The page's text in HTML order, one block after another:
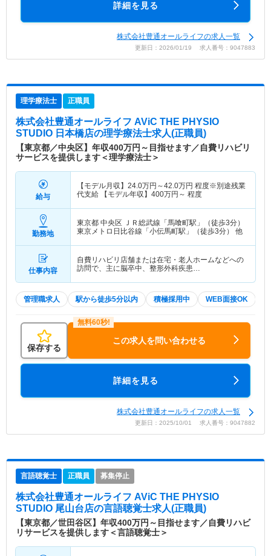
詳細を見る
株式会社豊通オールライフの求人一覧
更新日：2026/01/19 求人番号：9047883
理学療法士 正職員
株式会社豊通オールライフ AViC THE PHYSIO
STUDIO 日本橋店の理学療法士求人(正職員)
【東京都／中央区】年収400万円～目指せます／自費リハビリ
サービスを提供します＜理学療法士＞
給与
【モデル月収】 24.0万円～42.0万円 程度※別途残業
代支給 【モデル年収】 400万円～ 程度
勤務地
東京都 中央区 ＪＲ総武線「馬喰町駅」（徒歩3分）
東京メトロ日比谷線「小伝馬町駅」（徒歩3分） 他
仕事内容
自費リハビリ店舗または在宅・老人ホームなどへの
訪問で、主に脳卒中、整形外科疾患…
管理職求人 駅から徒歩5分以内 積極採用中 WEB面接OK
保存する
この求人を問い合わせる
詳細を見る
株式会社豊通オールライフの求人一覧
更新日：2025/10/01 求人番号：9047882
言語聴覚士 正職員 募集停止
株式会社豊通オールライフ AViC THE PHYSIO
STUDIO 尾山台店の言語聴覚士求人(正職員)
【東京都／世田谷区】年収400万円～目指せます／自費リハビ
リサービスを提供します＜言語聴覚士＞